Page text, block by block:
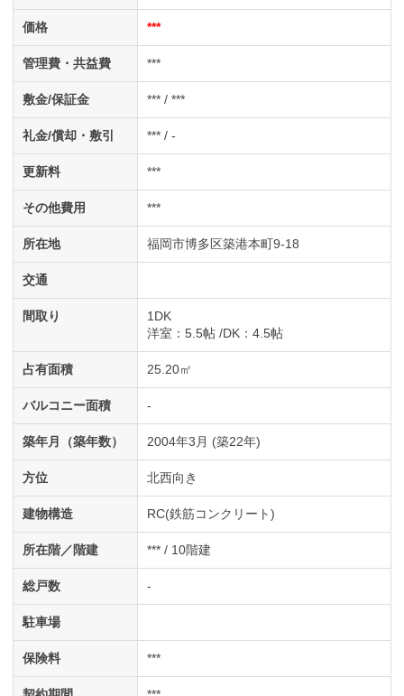
価格 ***
管理費・共益費 ***
敷金/保証金 *** / ***
礼金/償却・敷引 *** / -
更新料 ***
その他費用 ***
所在地 福岡市博多区築港本町9-18
交通
間取り
1DK
洋室 ：5.5帖 DK ：4.5帖
占有面積 25.20㎡
バルコニー面積 -
築年月（築年数） 2004年3月 (築22年)
方位 北西向き
建物構造 RC(鉄筋コンクリート)
所在階／階建 *** / 10階建
総戸数 -
駐車場
保険料 ***